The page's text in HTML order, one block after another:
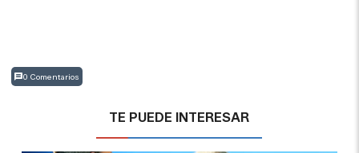
0 Comentarios
TE PUEDE INTERESAR